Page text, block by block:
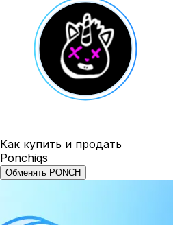
Как купить и продать
Ponchiqs
Обменять PONCH